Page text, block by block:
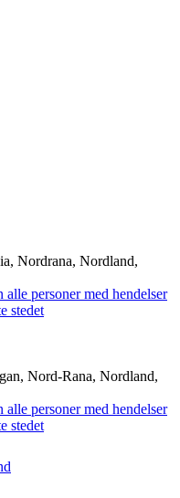
Nordrana, Nordland,
Nord-Rana, Nordland,